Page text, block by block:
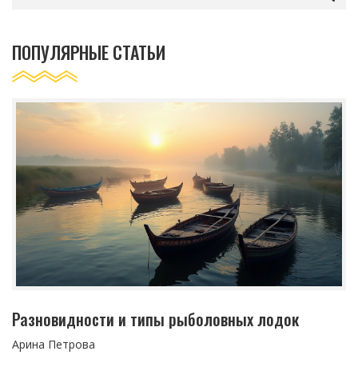
ПОПУЛЯРНЫЕ СТАТЬИ
Разновидности и типы рыболовных лодок
Арина Петрова